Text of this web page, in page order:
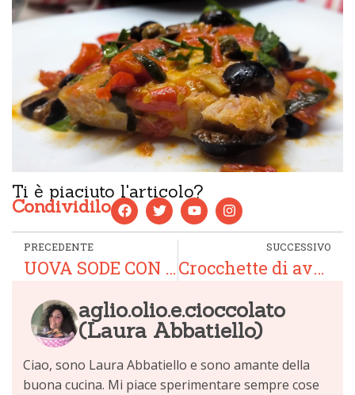
Ti è piaciuto l'articolo?
Condividilo
PRECEDENTE
UOVA SODE CON LA BOTTARGA
SUCCESSIVO
Crocchette di avocado e parmigiano
aglio.olio.e.cioccolato
(Laura Abbatiello)
Ciao, sono Laura Abbatiello e sono amante della
buona cucina. Mi piace sperimentare sempre cose